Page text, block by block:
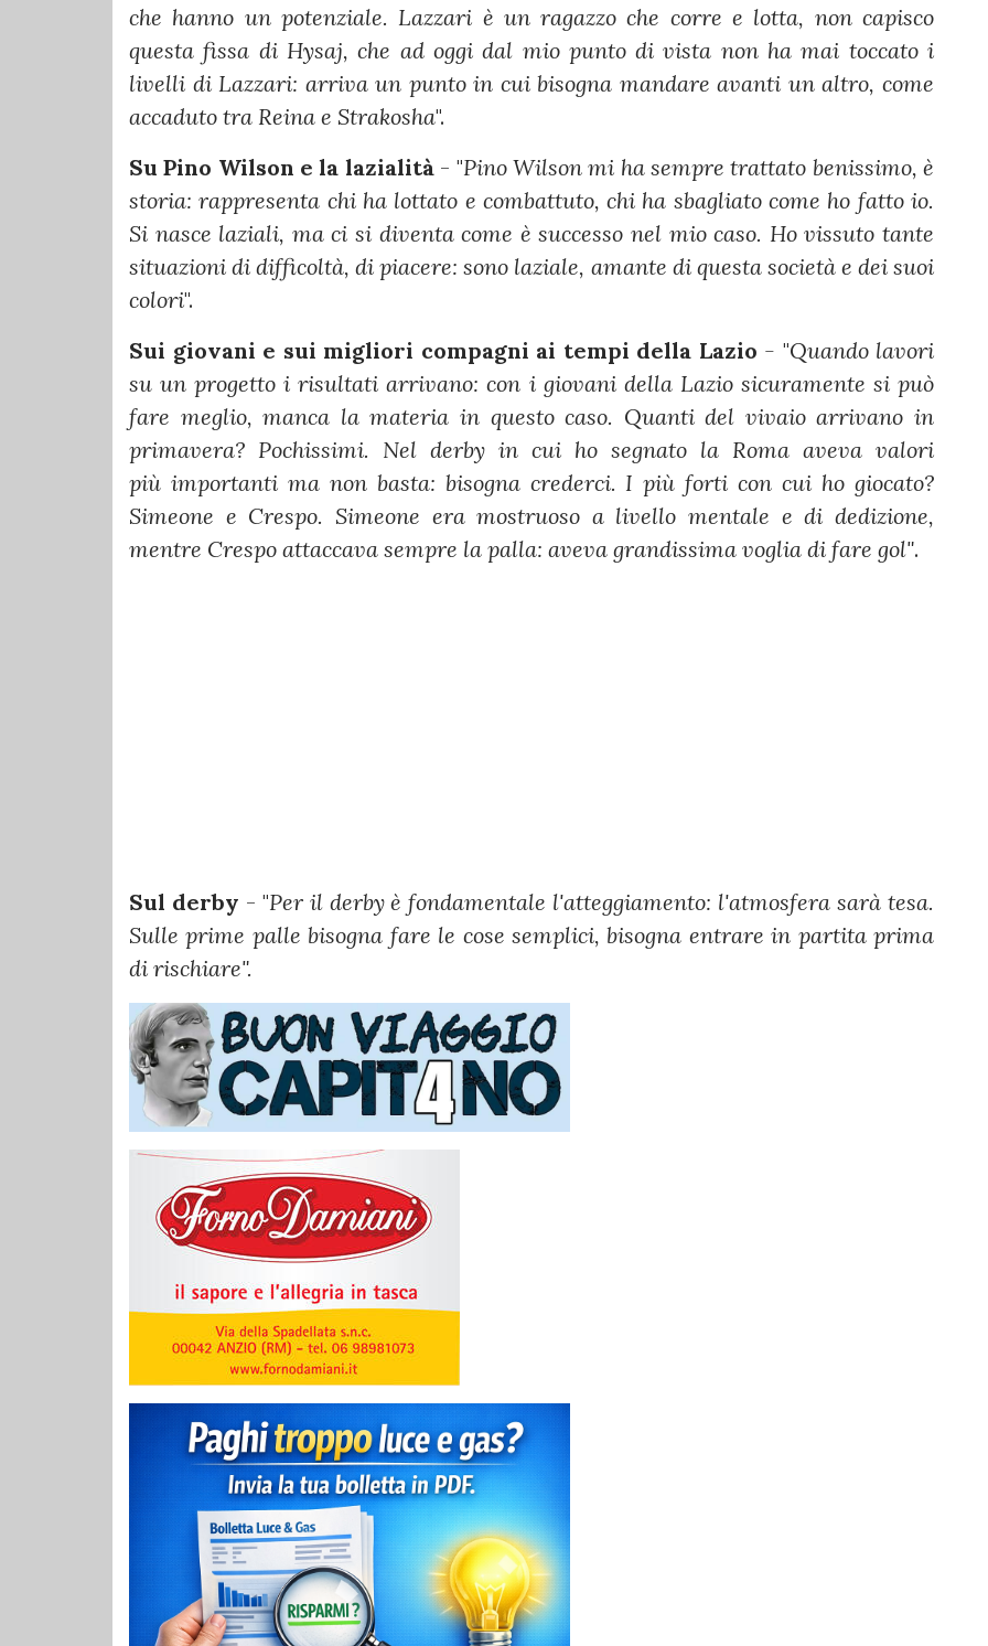
che hanno un potenziale. Lazzari è un ragazzo che corre e lotta, non capisco
questa fissa di Hysaj, che ad oggi dal mio punto di vista non ha mai toccato i
livelli di Lazzari: arriva un punto in cui bisogna mandare avanti un altro, come
accaduto tra Reina e Strakosha".
Su Pino Wilson e la lazialità- "PinoWilson mi ha sempre trattato benissimo, è
storia: rappresenta chi ha lottato e combattuto, chi ha sbagliato come ho fatto io.
Si nasce laziali, ma ci si diventa come è successo nel mio caso. Ho vissuto tante
situazioni di difficoltà, di piacere: sono laziale, amante di questa società e dei suoi
colori".
Sui giovani e sui migliori compagni ai tempi della Lazio - "Quandolavori
su un progetto i risultati arrivano: con i giovani della Lazio sicuramente si può
fare meglio, manca la materia in questo caso. Quanti del vivaio arrivano in
primavera? Pochissimi. Nel derby in cui ho segnato la Roma aveva valori
più importanti ma non basta: bisogna crederci. I più forti con cui ho giocato?
Simeone e Crespo. Simeone era mostruoso a livello mentale e di dedizione,
mentre Crespo attaccava sempre la palla: aveva grandissima voglia di fare gol".
Sul derby - "Per il derby è fondamentale l'atteggiamento: l'atmosfera sarà tesa.
Sulle prime palle bisogna fare le cose semplici, bisogna entrare in partita prima
di rischiare".